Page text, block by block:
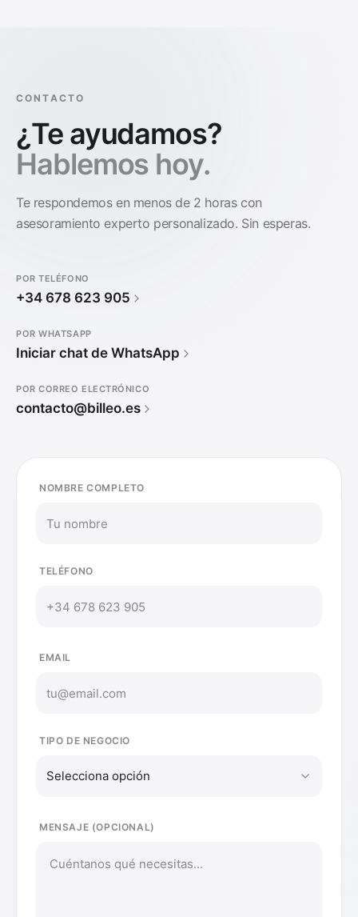
CONTACTO
¿Te ayudamos?
Hablemos hoy.
Te respondemos en menos de 2 horas con
asesoramiento experto personalizado. Sin esperas.
POR TELÉFONO
+34 678 623 905
POR WHATSAPP
Iniciar chat de WhatsApp
POR CORREO ELECTRÓNICO
contacto@billeo.es
NOMBRE COMPLETO
TELÉFONO
EMAIL
TIPO DE NEGOCIO
Selecciona opción
MENSAJE (OPCIONAL)